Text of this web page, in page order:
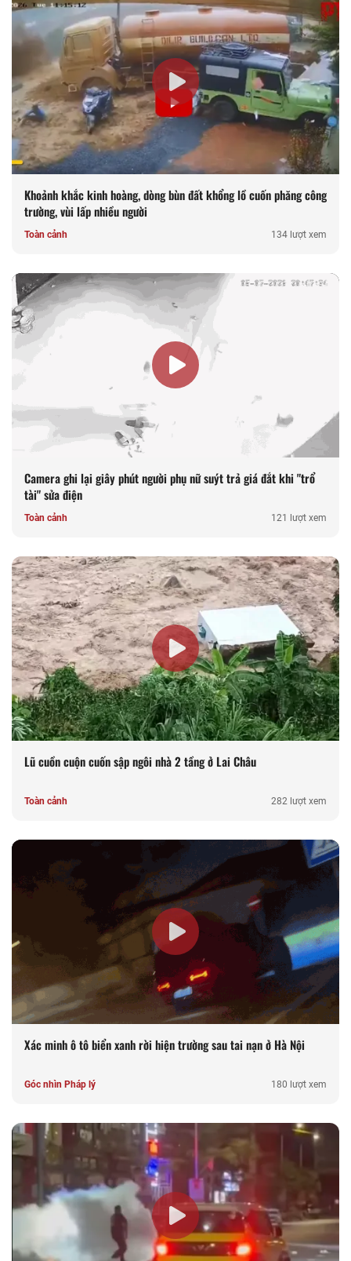
Khoảnh khắc kinh hoàng, dòng bùn đất khổng lồ cuốn phăng công
trường, vùi lấp nhiều người
Toàn cảnh 134 lượt xem
Camera ghi lại giây phút người phụ nữ suýt trả giá đắt khi "trổ
tài" sửa điện
Toàn cảnh 121 lượt xem
Lũ cuồn cuộn cuốn sập ngôi nhà 2 tầng ở Lai Châu
Toàn cảnh 282 lượt xem
Xác minh ô tô biển xanh rời hiện trường sau tai nạn ở Hà Nội
Góc nhìn Pháp lý 180 lượt xem